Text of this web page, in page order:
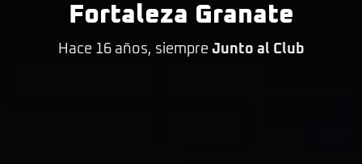
Fortaleza Granate
Hace 16 años, siempre Junto al Club